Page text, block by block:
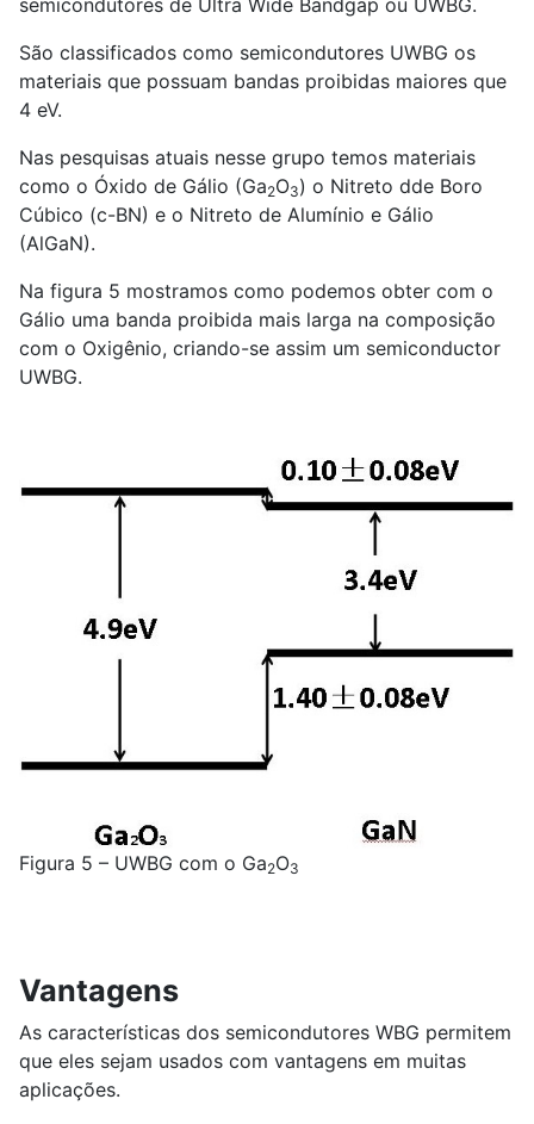
São classificados como semicondutores UWBG os
materiais que possuam bandas proibidas maiores que
4 eV.
Nas pesquisas atuais nesse grupo temos materiais
como o Óxido de Gálio (Ga2O3) o Nitreto dde Boro
Cúbico (c-BN) e o Nitreto de Alumínio e Gálio
(AlGaN).
Na figura 5 mostramos como podemos obter com o
Gálio uma banda proibida mais larga na composição
com o Oxigênio, criando-se assim um semiconductor
UWBG.
Figura 5 – UWBG com o Ga2O3
Vantagens
As características dos semicondutores WBG permitem
que eles sejam usados com vantagens em muitas
aplicações.